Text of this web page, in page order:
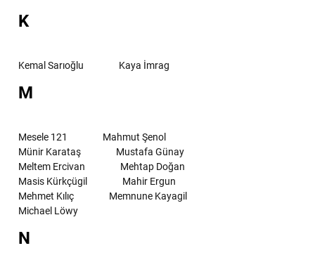
K
Kemal Sarıoğlu Kaya İmrag
M
Mesele 121
Mahmut Şenol
Münir Karataş
Mustafa Günay
Meltem Ercivan
Mehtap Doğan
Masis Kürkçügil
Mahir Ergun
Mehmet Kılıç
Memnune Kayagil
Michael Löwy
N